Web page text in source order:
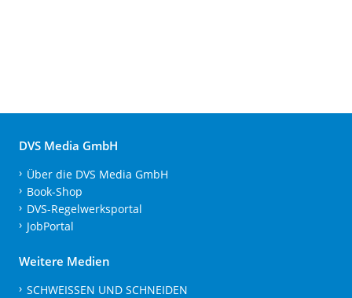
DVS Media GmbH
Über die DVS Media GmbH
Book-Shop
DVS-Regelwerksportal
JobPortal
Weitere Medien
SCHWEISSEN UND SCHNEIDEN